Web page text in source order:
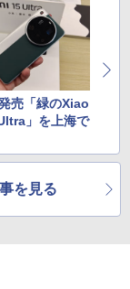
売「緑のXiao
」を上海で
を見る